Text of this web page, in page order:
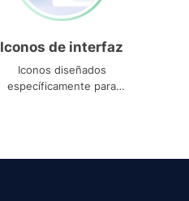
Iconos de interfaz
Iconos diseñados
específicamente para